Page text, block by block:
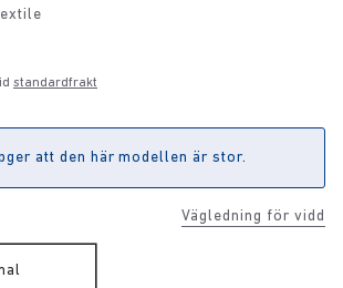
standardfrakt
att den här modellen är stor.
Vägledning för vidd